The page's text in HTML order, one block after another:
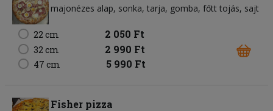
majonézes alap sonka tarja gomba főtt tojás sajt
22 cm 2 050 Ft
32 cm 2 990 Ft
47 cm 5 990 Ft
Fisher pizza